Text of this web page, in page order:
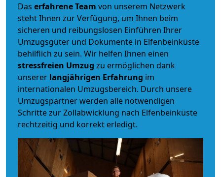
Das erfahrene Team von unserem Netzwerk
steht Ihnen zur Verfügung, um Ihnen beim
sicheren und reibungslosen Einführen Ihrer
Umzugsgüter und Dokumente in Elfenbeinküste
behilflich zu sein. Wir helfen Ihnen einen
stressfreien Umzug zu ermöglichen dank
unserer langjährigen Erfahrung im
internationalen Umzugsbereich. Durch unsere
Umzugspartner werden alle notwendigen
Schritte zur Zollabwicklung nach Elfenbeinküste
rechtzeitig und korrekt erledigt.